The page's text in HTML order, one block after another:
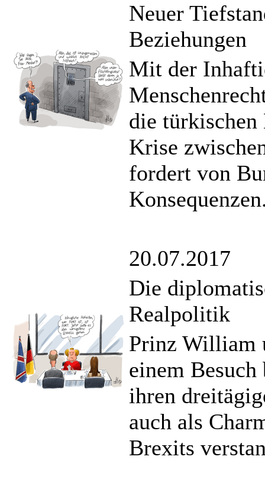
Neuer
Beziehungen
Mit der
die türkischen
Krise
fordert von
20.07.2017
Die
Realpolitik
Prinz William
einem
ihren
auch als
Brexits